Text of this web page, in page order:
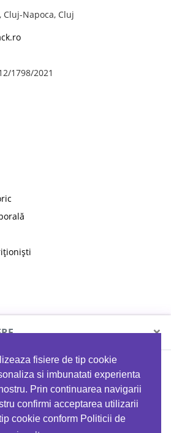
fisiere de tip cookie
si imbunatati experienta
Prin continuarea navigarii
confirmi acceptarea utilizarii
cookie conform Politicii de
Napoca, Cluj
1798/2021
×
orice comandă folosind codul
EATTRACK